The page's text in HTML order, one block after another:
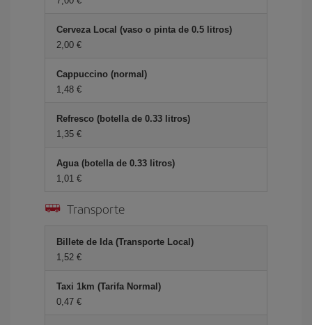
Cerveza Local (vaso o pinta de 0.5 litros)
2,00 €
Cappuccino (normal)
1,48 €
Refresco (botella de 0.33 litros)
1,35 €
Agua (botella de 0.33 litros)
1,01 €
Transporte
Billete de Ida (Transporte Local)
1,52 €
Taxi 1km (Tarifa Normal)
0,47 €